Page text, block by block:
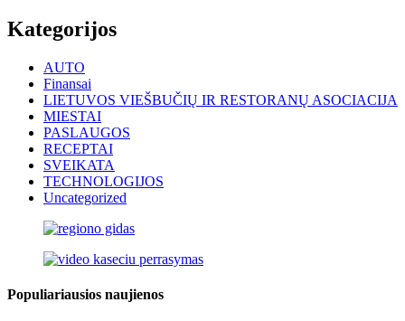
Kategorijos
AUTO
Finansai
LIETUVOS VIEŠBUČIŲ IR RESTORANŲ ASOCIACIJA
MIESTAI
PASLAUGOS
RECEPTAI
SVEIKATA
TECHNOLOGIJOS
Uncategorized
Populiariausios naujienos